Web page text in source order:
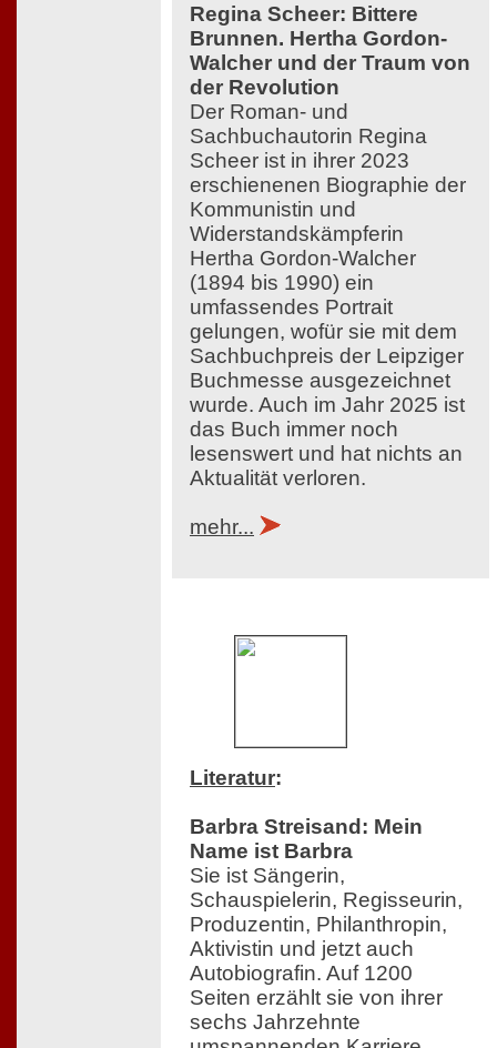
Regina Scheer: Bittere
Brunnen. Hertha Gordon-
Walcher und der Traum von
der Revolution
Der Roman- und
Sachbuchautorin Regina
Scheer ist in ihrer 2023
erschienenen Biographie der
Kommunistin und
Widerstandskämpferin
Hertha Gordon-Walcher
(1894 bis 1990) ein
umfassendes Portrait
gelungen, wofür sie mit dem
Sachbuchpreis der Leipziger
Buchmesse ausgezeichnet
wurde. Auch im Jahr 2025 ist
das Buch immer noch
lesenswert und hat nichts an
Aktualität verloren.
mehr...
Literatur:
Barbra Streisand: Mein
Name ist Barbra
Sie ist Sängerin,
Schauspielerin, Regisseurin,
Produzentin, Philanthropin,
Aktivistin und jetzt auch
Autobiografin. Auf 1200
Seiten erzählt sie von ihrer
sechs Jahrzehnte